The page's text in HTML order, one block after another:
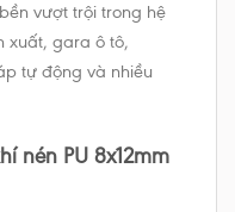
vượt trội trong hệ
xuất, gara ô tô,
tự động và nhiều
nén PU 8x12mm